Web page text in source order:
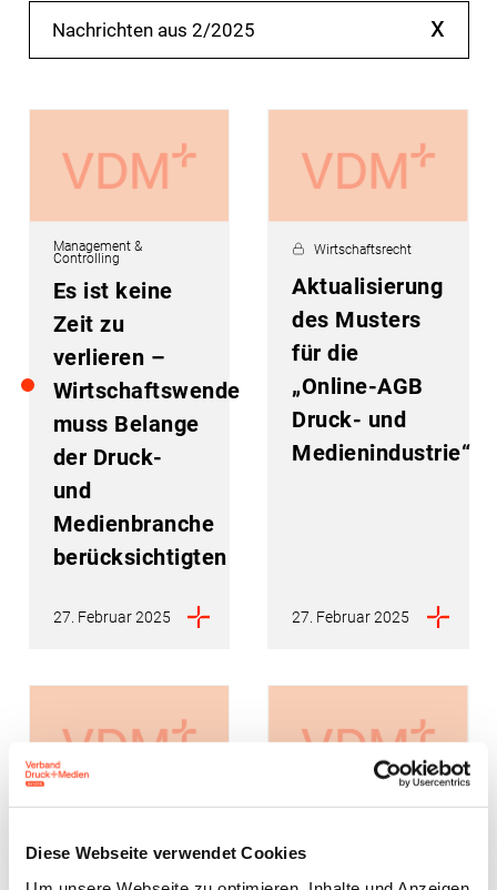
Diese Webseite verwendet Cookies
Nachrichten aus 2/2025 x
Management &
Controlling
Es ist keine
Zeit zu
verlieren –
Wirtschaftswende
muss Belange
der Druck-
und
Medienbranche
berücksichtigten
27. Februar 2025
Wirtschaftsrecht
Aktualisierung
des Musters
für die
„Online-AGB
Druck- und
Medienindustrie“
27. Februar 2025
Sozialpolitik